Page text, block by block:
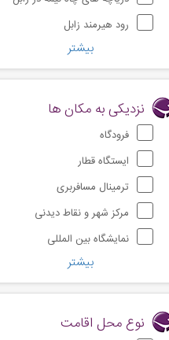
رود هیرمند زابل
بیشتر
نزدیکی به مکان ها
فرودگاه
ایستگاه قطار
ترمینال مسافربری
مرکز شهر و نقاط دیدنی
نمایشگاه بین المللی
بیشتر
نوع محل اقامت